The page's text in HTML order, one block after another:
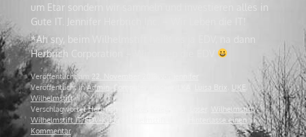
um Etar sondern wir sammeln und investieren alles in
Gute IT. Jennifer Herbrich Inc. – Wir Leben die IT!
*Ah sry, beim Wilhelmstift heißt es ja EDV, na dann
Herbrich Corporation – Wir leben die EDV
Veröffentlicht am 22. November 2018
Veröffentlicht inAdmin Computer UKE
Wilhelmstift
VerschlagwortetHerbrich Wilhelmstift,
Wilhelmstift IT/EDV-Krieg
Hinterlasse einen
Kommentar